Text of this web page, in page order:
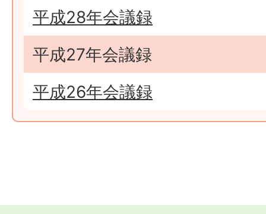
平成28年会議録
平成27年会議録
平成26年会議録